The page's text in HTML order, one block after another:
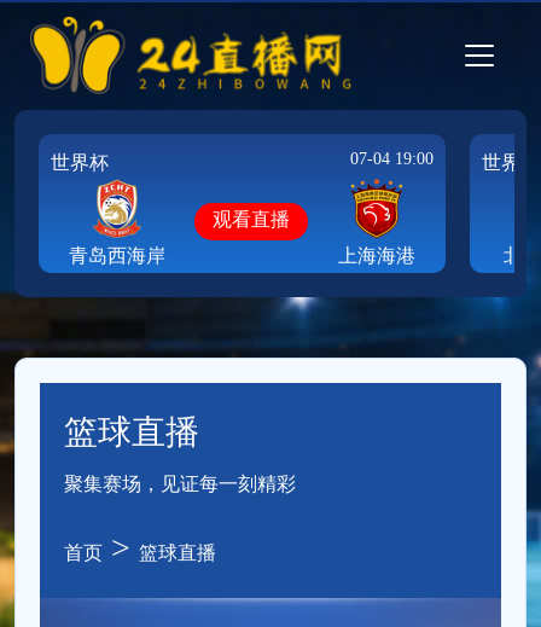
世界杯 07-04 19:00
青岛西海岸
观看直播
上海海港
世界杯
北
篮球直播
聚集赛场，见证每一刻精彩
首页 > 篮球直播